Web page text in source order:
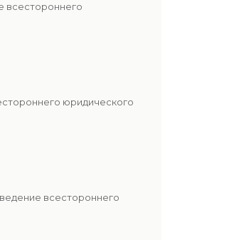
всестороннего
юридического
всестороннего